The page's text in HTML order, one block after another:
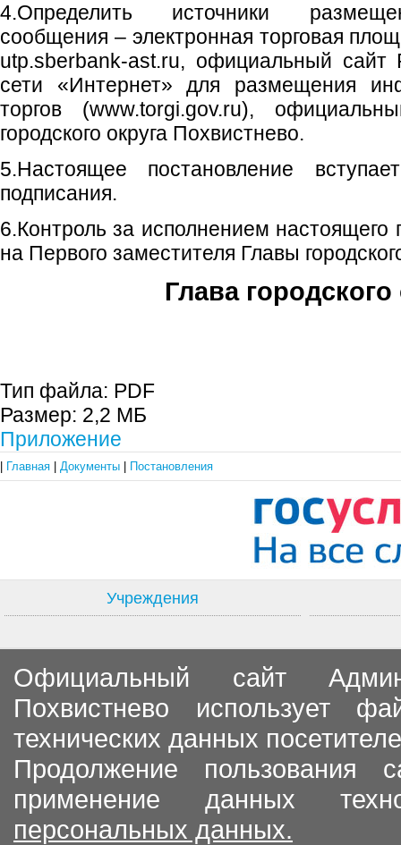
4.Определить источники
сообщения – электронная торговая
utp.sberbank-ast.ru, официальный сайт
сети «Интернет» для размещения
торгов (www.torgi.gov.ru),
городского округа Похвистнево.
5.Настоящее постановление
подписания.
6.Контроль за исполнением настоящего
на Первого заместителя Главы
Глава городского
Тип файла: PDF
Размер: 2,2 МБ
Приложение
Главная Документы Постановления
Учреждения
Официальный сайт
Похвистнево использует
технических данных
Продолжение пользования
применение данных
персональных данных.